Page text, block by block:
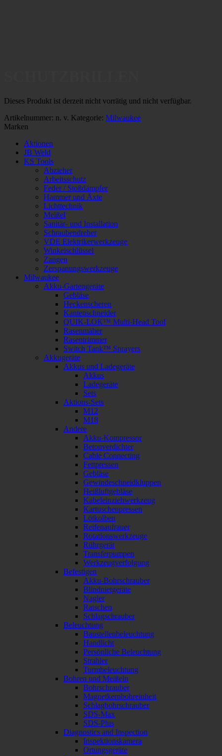
Dieses Produkt ist derzeit nicht vorrätig und nicht verfügbar.
Artikelnummer: n. v. Kategorie: Milwaukee
Marken
Aktionen
JB Weld
KS Tools
Abzieher
Arbeitsschutz
Feder / Stoßdämpfer
Hammer und Äxte
Lichttechnik
Meißel
Sanitär- und Installation
Schraubendreher
VDE Elektrikerwerkzeuge
Winkelschlüssel
Zangen
Zerspanungswerkzeuge
Milwaukee
Akku-Gartengeräte
Gebläse
Heckenscheren
Kantenschneider
QUIK-LOK™ Multi-Head Tool
Rasenmäher
Rasentrimmer
Switch Tank™ Sprayers
Akkugeräte
Akkus und Ladegeräte
Akkus
Ladegeräte
Sets
Aktions-Sets
M12
M18
Andere
Akku-Kompressor
Betonverdichter
Cable Connecting
Fettpressen
Gebläse
Gewindeschneidkluppen
Heißluftgebläse
Kabeleinziehwerkzeug
Kartuschenpressen
Lötkolben
Reifenaufrauer
Rotationswerkzeuge
Rührgerät
Transferpumpen
Werkzeugverfolgung
Befestigen
Akku-Bohrschrauber
Blindnietgeräte
Nagler
Ratschen
Schlagschrauber
Beleuchtung
Baustellenbeleuchtung
Handlicht
Persönliche Beleuchtung
Strahler
Turmbeleuchtung
Bohren und Meißeln
Bohrschrauber
Magnetkernbohreinheit
Schlagbohrschrauber
SDS-Max
SDS-Plus
Diagnostics and Inspection
Inspektionskamera
Ortungsgeräte